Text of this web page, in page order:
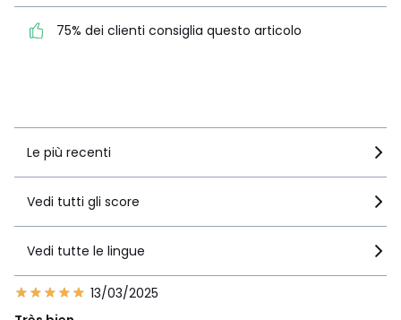
75% dei clienti consiglia
75% dei clienti consiglia questo articolo
Le più recenti
Vedi tutti gli score
Vedi tutte le lingue
13/03/2025